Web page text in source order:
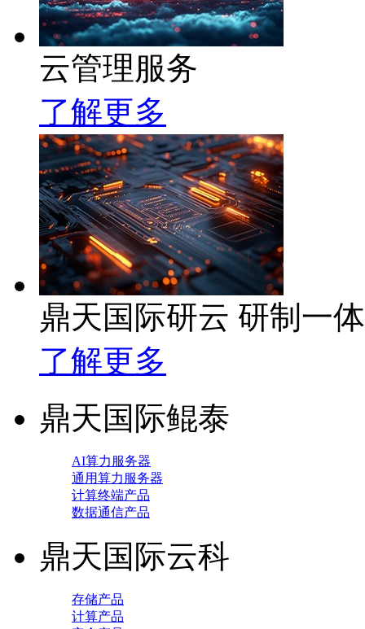
云管理服务
了解更多
鼎天国际研云 研制一
了解更多
鼎天国际鲲泰
AI算力服务器
通用算力服务器
计算终端产品
数据通信产品
鼎天国际云科
存储产品
计算产品